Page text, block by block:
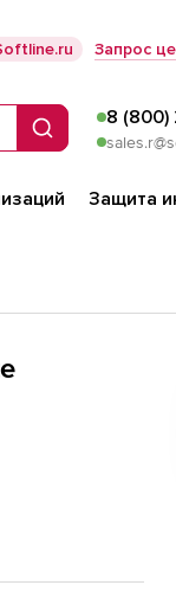
Запрос
Поиск
8
Защита